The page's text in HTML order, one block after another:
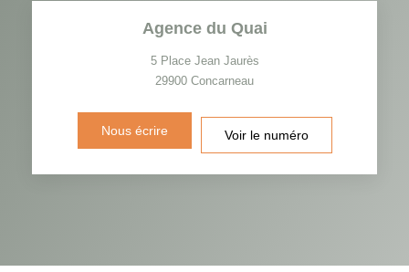
Agence du Quai
5 Place Jean Jaurès
29900 Concarneau
Nous écrire Voir le numéro